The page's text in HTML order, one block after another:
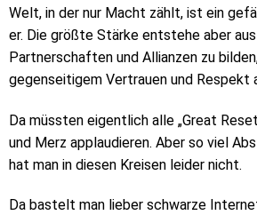
Welt, in der nur Macht zählt, ist ein
er. Die größte Stärke entstehe aber
Partnerschaften und Allianzen zu
gegenseitigem Vertrauen und Respekt
Da müssten eigentlich alle „Great
und Merz applaudieren. Aber so viel
hat man in diesen Kreisen leider nicht.
Da bastelt man lieber schwarze